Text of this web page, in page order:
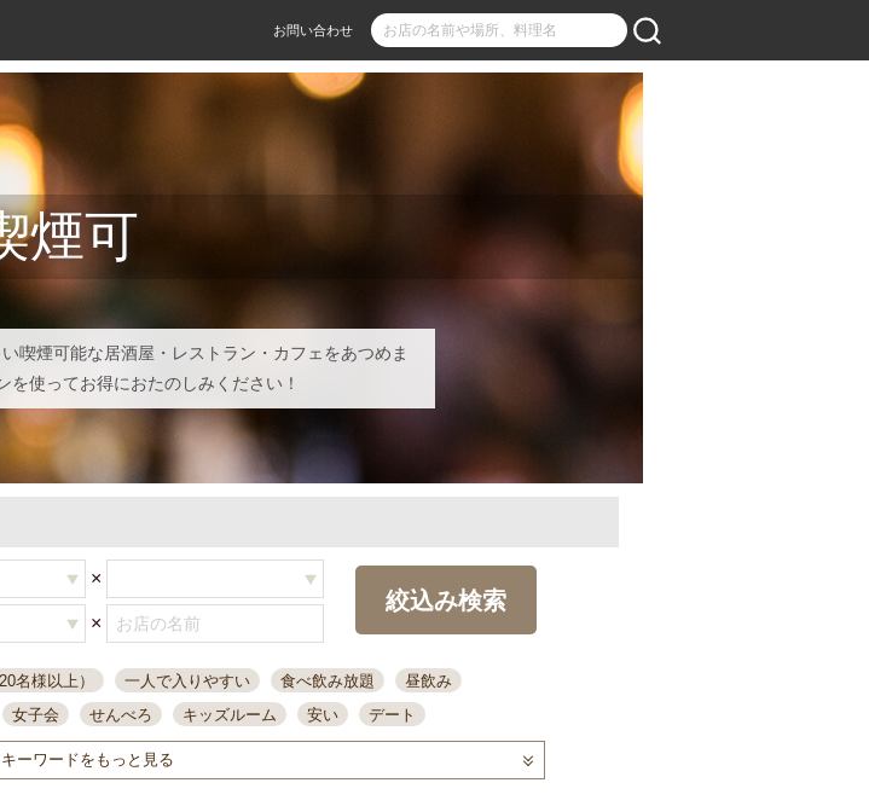
お問い合わせ
煙可
喫煙可能な居酒屋・レストラン・カフェをあつめま
を使ってお得におたのしみください！
×
×
絞込み検索
名様以上） 一人で入りやすい 食べ飲み放題
昼飲み
女子会 せんべろ キッズルーム 安い
デート
飲み 誕生日 大人数
模合 インスタ映え 座敷席 記念日 泡盛
喫煙可
キーワードをもっと見る